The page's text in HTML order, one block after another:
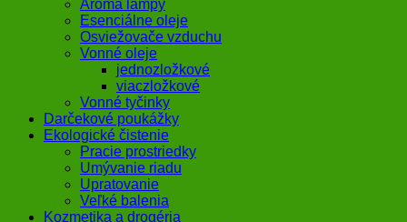
Aroma lampy
Esenciálne oleje
Osviežovače vzduchu
Vonné oleje
jednozložkové
viaczložkové
Vonné tyčinky
Darčekové poukážky
Ekologické čistenie
Pracie prostriedky
Umývanie riadu
Upratovanie
Veľké balenia
Kozmetika a drogéria